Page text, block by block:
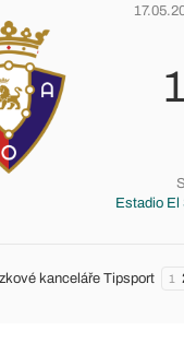
Estadio El
kanceláře Tipsport 1